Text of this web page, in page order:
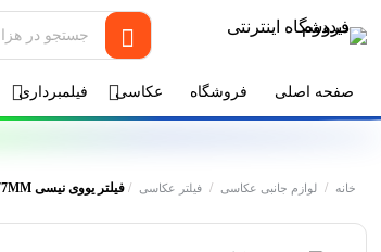
صفحه اصلی فروشگاه عکاسی فیلمبرداری
خانه / لوازم جانبی عکاسی / فیلتر عکاسی /فیلتر یووی نیسی NISI S+ ULTRA SLIM PRO MC UV 77MM